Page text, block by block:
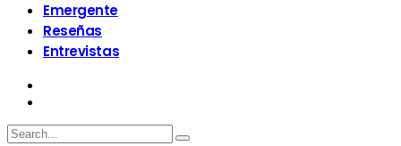
Emergente
Reseñas
Entrevistas